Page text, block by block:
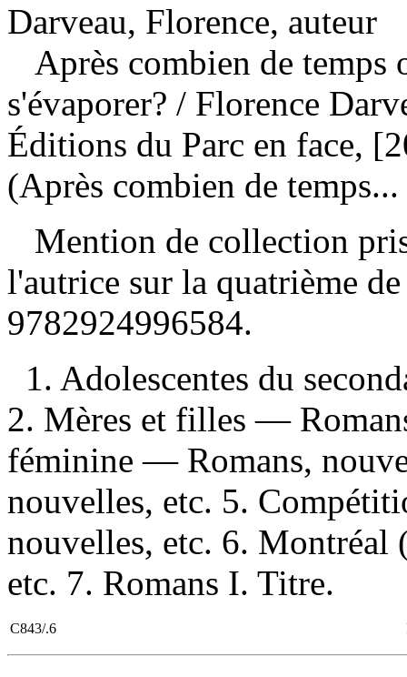
Darveau, Florence, auteur
Après combien de temps
s'évaporer? / Florence
Éditions du Parc en face,
(Après combien de
Mention de collection
l'autrice sur la quatrième
9782924996584.
1. Adolescentes du
2. Mères et filles —
féminine — Romans,
nouvelles, etc. 5.
nouvelles, etc. 6.
etc. 7. Romans I. Titre.
C843/.6